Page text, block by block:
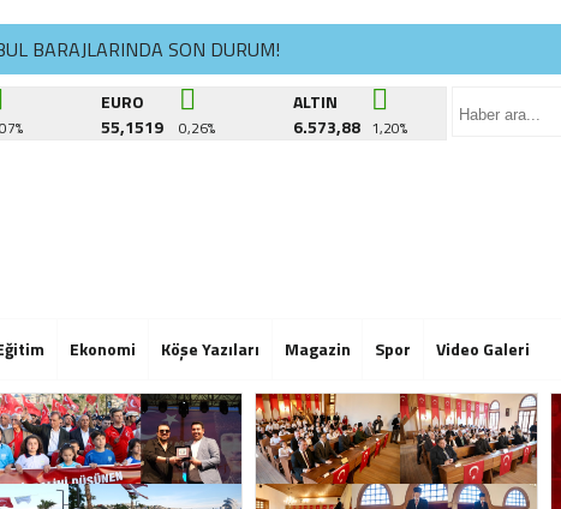
BARAJLARINDA SON DURUM!
KÜLTÜR YOLCULUĞU DEVAM EDİYOR
DERNEĞİ’NDE İSİM KRİZİ BÜYÜYOR: “TEPECİK’İ SİLDİRMEYECEĞİZ”
EURO
55,1519
0,26%
ALTIN
6.573,88 1,20%
Ekonomi Köşe Yazıları Magazin Spor Video Galeri